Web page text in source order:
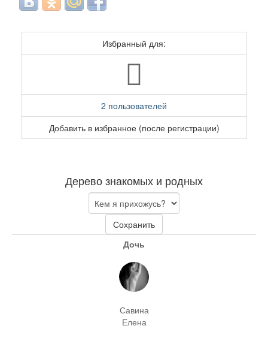
Избранный для:
2 пользователей
Добавить в избранное (после регистрации)
Дерево знакомых и родных
Сохранить
Дочь
Савина
Елена